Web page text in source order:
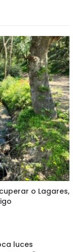
o Lagares,
luces